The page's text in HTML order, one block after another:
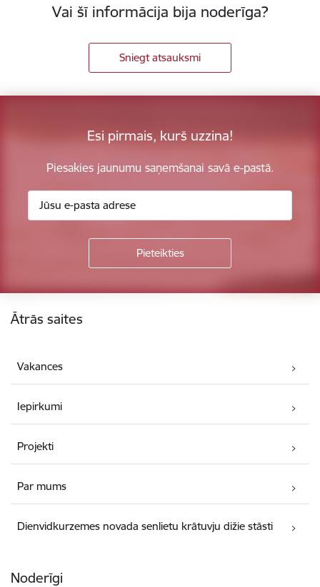
Vai šī informācija bija noderīga?
Sniegt atsauksmi
Esi pirmais, kurš uzzina!
Piesakies jaunumu saņemšanai savā e-pastā.
Ātrās saites
Vakances
Iepirkumi
Projekti
Par mums
Dienvidkurzemes novada senlietu krātuvju dižie stāsti
Noderīgi